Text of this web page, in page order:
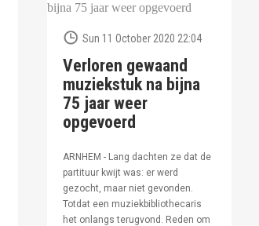
Sun 11 October 2020 22:04
Verloren gewaand
muziekstuk na bijna
75 jaar weer
opgevoerd
ARNHEM - Lang dachten ze dat de
partituur kwijt was: er werd
gezocht, maar niet gevonden.
Totdat een muziekbibliothecaris
het onlangs terugvond. Reden om